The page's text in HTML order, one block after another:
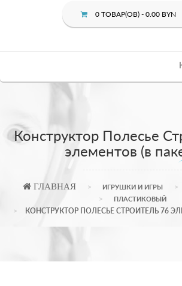
0 ТОВАР(ОВ) - 0.00 BYN
Конструктор Полесье
элементов (в
ГЛАВНАЯ ИГРУШКИ И ИГРЫ
ПЛАСТИКОВЫЙ
КОНСТРУКТОР ПОЛЕСЬЕ СТРОИТЕЛЬ 76